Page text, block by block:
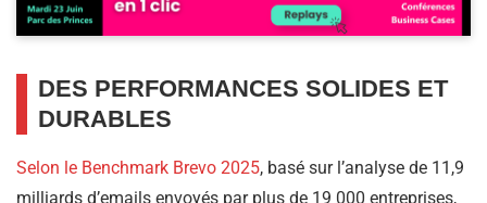
DES PERFORMANCES SOLIDES ET
DURABLES
Selon le Benchmark Brevo 2025, basé sur l’analyse de 11,9
milliards d’emails envoyés par plus de 19 000 entreprises,